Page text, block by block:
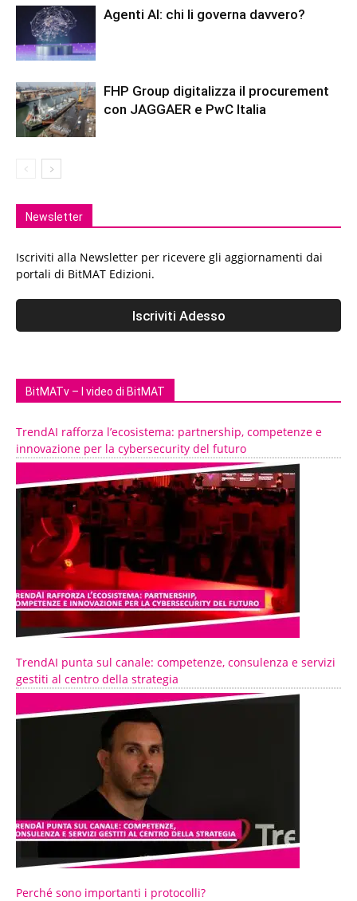
Agenti AI: chi li governa davvero?
FHP Group digitalizza il procurement
con JAGGAER e PwC Italia
Newsletter
Iscriviti alla Newsletter per ricevere gli aggiornamenti dai
portali di BitMAT Edizioni.
BitMATv – I video di BitMAT
TrendAI rafforza l’ecosistema: partnership, competenze e
innovazione per la cybersecurity del futuro
TrendAI punta sul canale: competenze, consulenza e servizi
gestiti al centro della strategia
Perché sono importanti i protocolli?